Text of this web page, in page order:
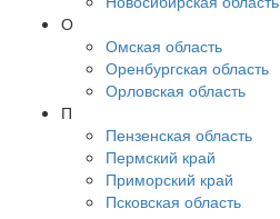
О
Омская область
Оренбургская область
Орловская область
П
Пензенская область
Пермский край
Приморский край
Псковская область